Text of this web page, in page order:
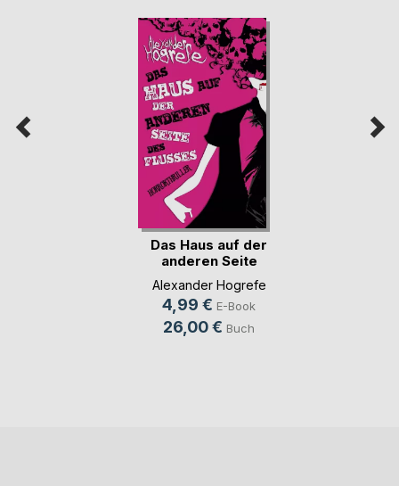
Das Haus auf der
anderen Seite
des(...)
Alexander Hogrefe
4,99 € E-Book
26,00 € Buch